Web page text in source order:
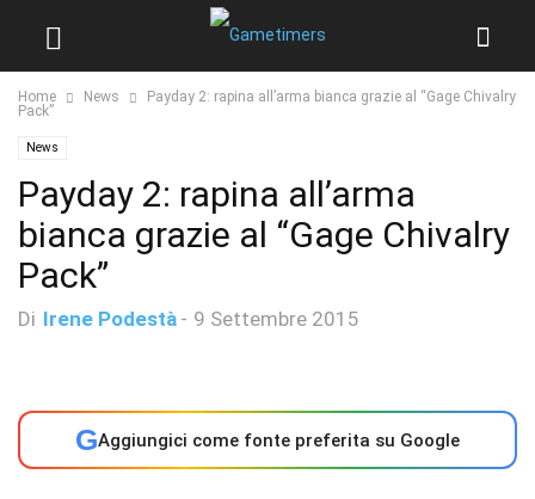
Home News
Payday 2: rapina all’arma bianca grazie al “Gage Chivalry
Pack”
News
Payday 2: rapina all’arma
bianca grazie al “Gage Chivalry
Pack”
Di Irene Podestà - 9 Settembre 2015
GAggiungici come fonte preferita su Google